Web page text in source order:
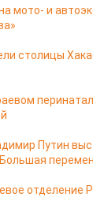
мото- и
столицы
Путин
отделение